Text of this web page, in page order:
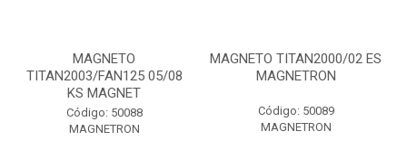
MAGNETO
TITAN2003/FAN125 05/08
KS MAGNET
Código: 50088
MAGNETRON
MAGNETO TITAN2000/02 ES
MAGNETRON
Código: 50089
MAGNETRON